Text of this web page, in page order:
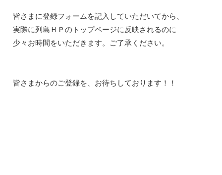
皆さまに登録フォームを記入していただいてから、
実際に列島ＨＰのトップページに反映されるのに
少々お時間をいただきます。ご了承ください。